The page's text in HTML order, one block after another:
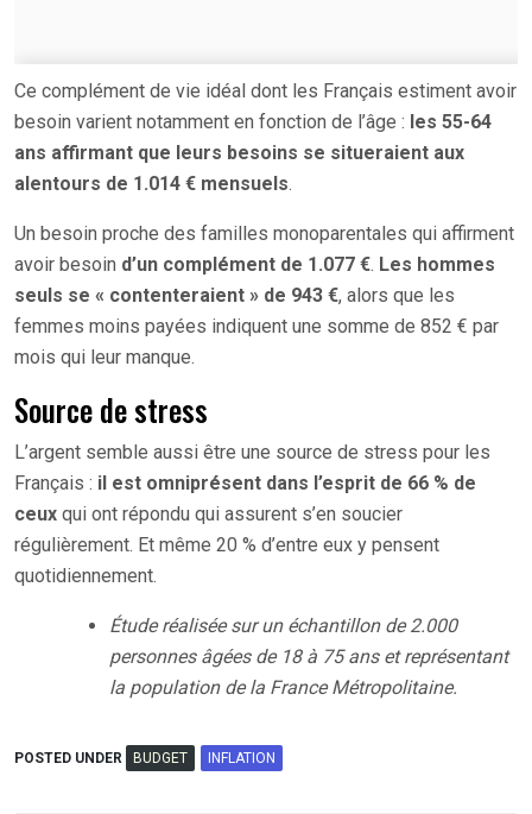
Ce complément de vie idéal dont les Français estiment avoir
besoin varient notamment en fonction de l’âge : les 55-64
ans affirmant que leurs besoins se situeraient aux
alentours de 1.014 € mensuels.
Un besoin proche des familles monoparentales qui affirment
avoir besoin d’un complément de 1.077 €. Les hommes
seuls se « contenteraient » de 943 €, alors que les
femmes moins payées indiquent une somme de 852 € par
mois qui leur manque.
Source de stress
L’argent semble aussi être une source de stress pour les
Français : il est omniprésent dans l’esprit de 66 % de
ceux qui ont répondu qui assurent s’en soucier
régulièrement. Et même 20 % d’entre eux y pensent
quotidiennement.
Étude réalisée sur un échantillon de 2.000
personnes âgées de 18 à 75 ans et représentant
la population de la France Métropolitaine.
POSTED UNDER BUDGET INFLATION